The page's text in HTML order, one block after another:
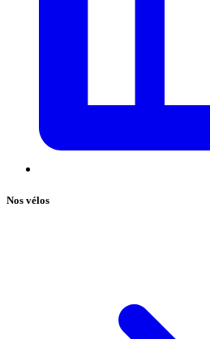
Nos vélos